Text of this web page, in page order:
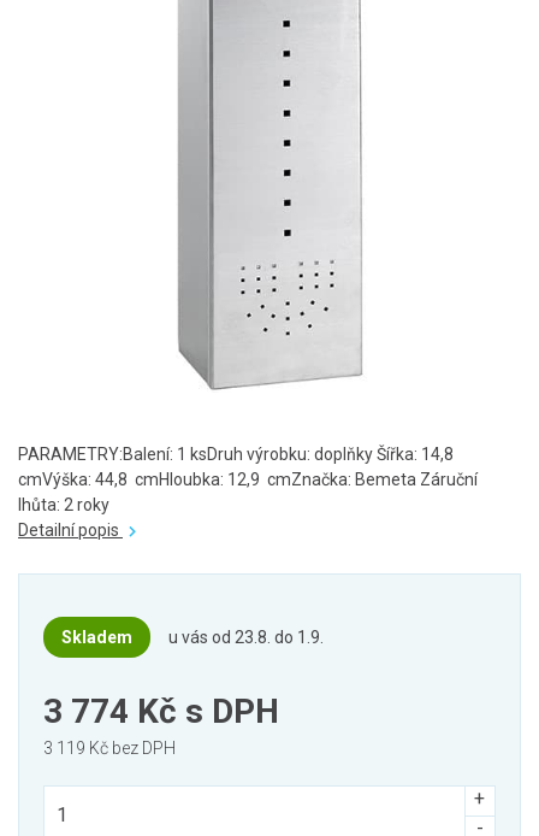
PARAMETRY:Balení: 1 ksDruh výrobku: doplňky Šířka: 14,8
cmVýška: 44,8 cmHloubka: 12,9 cmZnačka: Bemeta Záruční
lhůta: 2 roky
Detailní popis
Skladem u vás od 23.8. do 1.9.
3 774 Kč s DPH
3 119 Kč bez DPH